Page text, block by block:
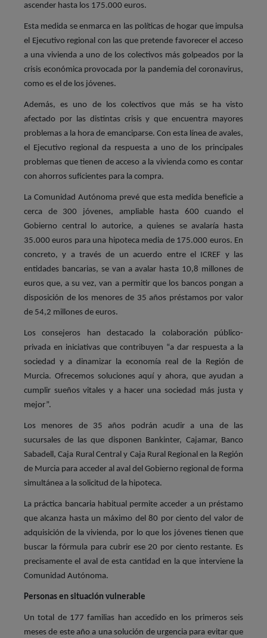
ascender hasta los 175.000 euros.
Esta medida se enmarca en las políticas de hogar que impulsa
el Ejecutivo regional con las que pretende favorecer el acceso
a una vivienda a uno de los colectivos más golpeados por la
crisis económica provocada por la pandemia del coronavirus,
como es el de los jóvenes.
Además, es uno de los colectivos que más se ha visto
afectado por las distintas crisis y que encuentra mayores
problemas a la hora de emanciparse. Con esta línea de avales,
el Ejecutivo regional da respuesta a uno de los principales
problemas que tienen de acceso a la vivienda como es contar
con ahorros suficientes para la compra.
La Comunidad Autónoma prevé que esta medida beneficie a
cerca de 300 jóvenes, ampliable hasta 600 cuando el
Gobierno central lo autorice, a quienes se avalaría hasta
35.000 euros para una hipoteca media de 175.000 euros. En
concreto, y a través de un acuerdo entre el ICREF y las
entidades bancarias, se van a avalar hasta 10,8 millones de
euros que, a su vez, van a permitir que los bancos pongan a
disposición de los menores de 35 años préstamos por valor
de 54,2 millones de euros.
Los consejeros han destacado la colaboración público-
privada en iniciativas que contribuyen “a dar respuesta a la
sociedad y a dinamizar la economía real de la Región de
Murcia. Ofrecemos soluciones aquí y ahora, que ayudan a
cumplir sueños vitales y a hacer una sociedad más justa y
mejor”.
Los menores de 35 años podrán acudir a una de las
sucursales de las que disponen Bankinter, Cajamar, Banco
Sabadell, Caja Rural Central y Caja Rural Regional en la Región
de Murcia para acceder al aval del Gobierno regional de forma
simultánea a la solicitud de la hipoteca.
La práctica bancaria habitual permite acceder a un préstamo
que alcanza hasta un máximo del 80 por ciento del valor de
adquisición de la vivienda, por lo que los jóvenes tienen que
buscar la fórmula para cubrir ese 20 por ciento restante. Es
precisamente el aval de esta cantidad en la que interviene la
Comunidad Autónoma.
Personas en situación vulnerable
Un total de 177 familias han accedido en los primeros seis
meses de este año a una solución de urgencia para evitar que